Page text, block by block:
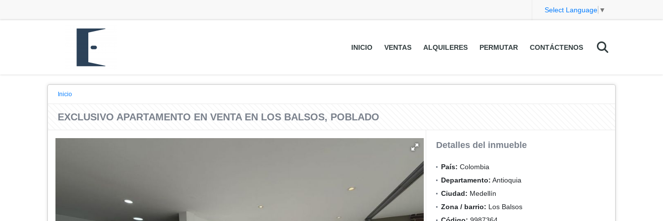
Select Language ▼
INICIO VENTAS ALQUILERES PERMUTAR CONTÁCTENOS
Inicio
EXCLUSIVO APARTAMENTO EN VENTA EN LOS BALSOS, POBLADO
Detalles del inmueble
País: Colombia
Departamento: Antioquia
Ciudad: Medellín
Zona / barrio: Los Balsos